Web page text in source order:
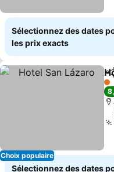
Sélectionnez des dates
les prix exacts
Choix populaire
1
Sélectionnez des dates